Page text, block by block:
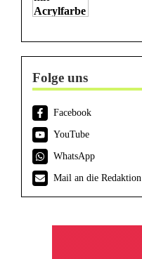
Folge uns
Facebook
YouTube
WhatsApp
Mail an die Redaktion